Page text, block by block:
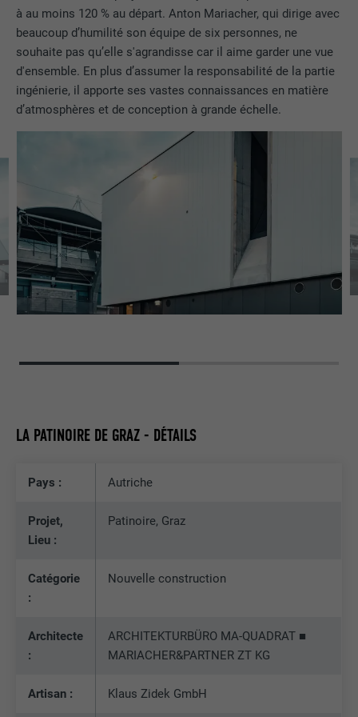
à au moins 120 % au départ. Anton Mariacher, qui dirige avec
beaucoup d’humilité son équipe de six personnes, ne
souhaite pas qu’elle s'agrandisse car il aime garder une vue
d'ensemble. En plus d’assumer la responsabilité de la partie
ingénierie, il apporte ses vastes connaissances en matière
d’atmosphères et de conception à grande échelle.
LA PATINOIRE DE GRAZ - DÉTAILS
Pays : Autriche
Projet,
Lieu :
Patinoire, Graz
Catégorie
:
Nouvelle construction
Architecte
:
ARCHITEKTURBÜRO MA-QUADRAT ■
MARIACHER&PARTNER ZT KG
Artisan : Klaus Zidek GmbH
FOURNISSEUR Google Optimize
EXPIRATION 90 jours
UTILITÉ
Est placé afin de tester si le navigateur
autorise l'utilisation de cookies. Ne
contient aucun élément d'identification.
NOM lang
FOURNISSEUR
EXPIRATION Session
Utilisé par LinkedIn lorsqu'un site
Internet contient une fenêtre « Suivez-
NOM
FOURNISSEUR
EXPIRATION 2 ans
NOM bscookie
FOURNISSEUR LinkedIn
EXPIRATION 2 ans
services intégrés
NOM UserMatchHistory